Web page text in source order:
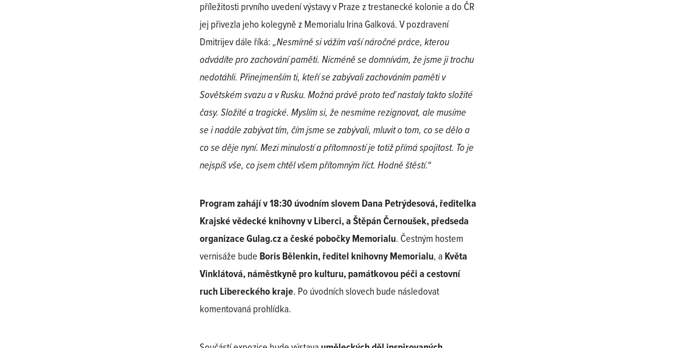
příležitosti prvního uvedení výstavy v Praze z trestanecké kolonie a do ČR
jej přivezla jeho kolegyně z Memorialu Irina Galková. V pozdravení
Dmitrijev dále říká:„Nesmírně si vážím vaší náročné práce, kterou
odvádíte pro zachování paměti. Nicméně se domnívám, že jsme ji trochu
nedotáhli. Přinejmenším ti, kteří se zabývali zachováním paměti v
Sovětském svazu a v Rusku. Možná právě proto teď nastaly takto složité
časy. Složité a tragické. Myslím si, že nesmíme rezignovat, ale musíme
se i nadále zabývat tím, čím jsme se zabývali, mluvit o tom, co se dělo a
co se děje nyní. Mezi minulostí a přítomností je totiž přímá spojitost. To je
nejspíš vše, co jsem chtěl všem přítomným říct. Hodně štěstí.“
Program zahájí v 18:30 úvodním slovem Dana Petrýdesová, ředitelka
Krajské vědecké knihovny v Liberci, a Štěpán Černoušek, předseda
organizace Gulag.cz a české pobočky Memorialu. Čestným hostem
vernisáže bude Boris Bělenkin, ředitel knihovny Memorialu, a Květa
Vinklátová, náměstkyně pro kulturu, památkovou péči a cestovní
ruch Libereckého kraje. Po úvodních slovech bude následovat
komentovaná prohlídka.